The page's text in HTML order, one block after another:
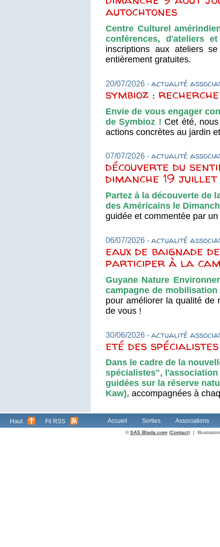
autochtones
Centre Culturel
conférences, d'ateliers
inscriptions aux ateliers
entièrement gratuites.
20/07/2026 - actualité
symbioz :
Envie de vous engager
de Symbioz ! Cet été,
actions concrètes au jardin
07/07/2026 - actualité
découverte du
dimanche 19
Partez à la découverte de
des Américains le
guidée et commentée par
06/07/2026 - actualité
eaux de baignade
participer à la
Guyane Nature
campagne de
pour améliorer la qualité de
de vous !
30/06/2026 - actualité
eté des
Dans le cadre de la
spécialistes",
guidées sur la réserve
Kaw), accompagnées à
Haut Fil RSS Accueil Sorties Associations
©SAS Blada.com(Contact) |